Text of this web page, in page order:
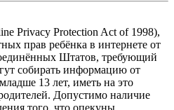
Privacy Protection Act of 1998),
прав ребёнка в интернете от
Штатов, требующий
собирать информацию от
13 лет, иметь на это
Допустимо наличие
того, что опекуны